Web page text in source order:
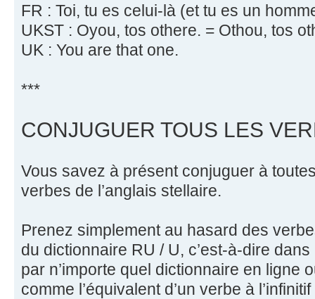
FR : Toi, tu es celui-là (et tu es un
UKST : Oyou, tos othere. = Othou, tos
UK : You are that one.
***
CONJUGUER TOUS LES
Vous savez à présent conjuguer à
verbes de l’anglais stellaire.
Prenez simplement au hasard des
du dictionnaire RU / U, c’est-à-dire
par n’importe quel dictionnaire en ligne
comme l’équivalent d’un verbe à